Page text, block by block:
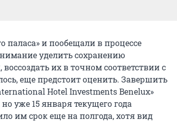
паласа» и пообещали в процессе
уделить сохранению
их в точном соответствии с
еще предстоит оценить. Завершить
Hotel Investments Benelux»
уже 15 января текущего года
им срок еще на полгода, хотя вид